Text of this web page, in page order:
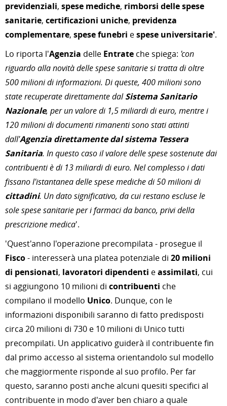
previdenziali, spese mediche, rimborsi delle spese
sanitarie, certificazioni uniche, previdenza
complementare, spese funebri espese universitarie'.
Lo riporta l'Agenzia delle Entrate che spiega: 'con
riguardo alla novità delle spese sanitarie si tratta di oltre
500 milioni di informazioni. Di queste, 400 milioni sono
state recuperate direttamente dalSistema Sanitario
Nazionale, per un valore di 1,5 miliardi di euro, mentre i
120 milioni di documenti rimanenti sono stati attinti
dall'Agenzia direttamente dal sistema Tessera
Sanitaria. In questo caso il valore delle spese sostenute dai
contribuenti è di 13 miliardi di euro. Nel complesso i dati
fissano l'istantanea delle spese mediche di 50 milioni di
cittadini. Un dato significativo, da cui restano escluse le
sole spese sanitarie per i farmaci da banco, privi della
prescrizione medica'.
'Quest'anno l'operazione precompilata - prosegue il
Fisco- interesserà una platea potenziale di 20 milioni
di pensionati, lavoratori dipendenti eassimilati, cui
si aggiungono 10 milioni di contribuenti che
compilano il modello Unico. Dunque, con le
informazioni disponibili saranno di fatto predisposti
circa 20 milioni di 730 e 10 milioni di Unico tutti
precompilati. Un applicativo guiderà il contribuente fin
dal primo accesso al sistema orientandolo sul modello
che maggiormente risponde al suo profilo. Per far
questo, saranno posti anche alcuni quesiti specifici al
contribuente in modo d'aver ben chiaro a quale